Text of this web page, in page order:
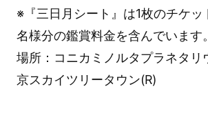
※『三日月シート』は1枚のチケッ
名様分の鑑賞料金を含んでいます。
場所：コニカミノルタプラネタリ
京スカイツリータウン(R)